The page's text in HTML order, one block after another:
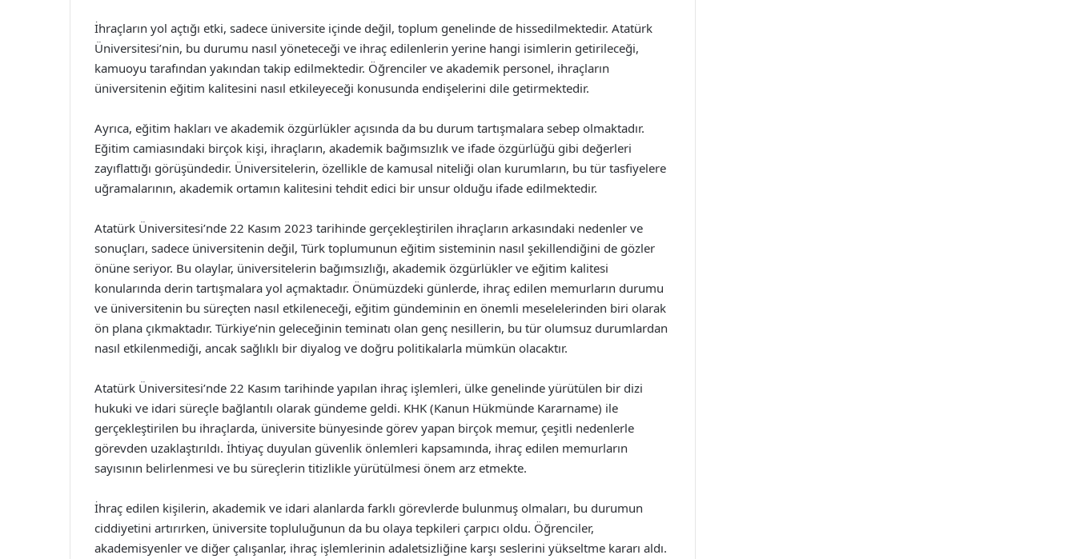
İhraçların yol açtığı etki, sadece üniversite içinde değil, toplum genelinde de hissedilmektedir. Atatürk
Üniversitesi’nin, bu durumu nasıl yöneteceği ve ihraç edilenlerin yerine hangi isimlerin getirileceği,
kamuoyu tarafından yakından takip edilmektedir. Öğrenciler ve akademik personel, ihraçların
üniversitenin eğitim kalitesini nasıl etkileyeceği konusunda endişelerini dile getirmektedir.
Ayrıca, eğitim hakları ve akademik özgürlükler açısında da bu durum tartışmalara sebep olmaktadır.
Eğitim camiasındaki birçok kişi, ihraçların, akademik bağımsızlık ve ifade özgürlüğü gibi değerleri
zayıflattığı görüşündedir. Üniversitelerin, özellikle de kamusal niteliği olan kurumların, bu tür tasfiyelere
uğramalarının, akademik ortamın kalitesini tehdit edici bir unsur olduğu ifade edilmektedir.
Atatürk Üniversitesi’nde 22 Kasım 2023 tarihinde gerçekleştirilen ihraçların arkasındaki nedenler ve
sonuçları, sadece üniversitenin değil, Türk toplumunun eğitim sisteminin nasıl şekillendiğini de gözler
önüne seriyor. Bu olaylar, üniversitelerin bağımsızlığı, akademik özgürlükler ve eğitim kalitesi
konularında derin tartışmalara yol açmaktadır. Önümüzdeki günlerde, ihraç edilen memurların durumu
ve üniversitenin bu süreçten nasıl etkileneceği, eğitim gündeminin en önemli meselelerinden biri olarak
ön plana çıkmaktadır. Türkiye’nin geleceğinin teminatı olan genç nesillerin, bu tür olumsuz durumlardan
nasıl etkilenmediği, ancak sağlıklı bir diyalog ve doğru politikalarla mümkün olacaktır.
Atatürk Üniversitesi’nde 22 Kasım tarihinde yapılan ihraç işlemleri, ülke genelinde yürütülen bir dizi
hukuki ve idari süreçle bağlantılı olarak gündeme geldi. KHK (Kanun Hükmünde Kararname) ile
gerçekleştirilen bu ihraçlarda, üniversite bünyesinde görev yapan birçok memur, çeşitli nedenlerle
görevden uzaklaştırıldı. İhtiyaç duyulan güvenlik önlemleri kapsamında, ihraç edilen memurların
sayısının belirlenmesi ve bu süreçlerin titizlikle yürütülmesi önem arz etmekte.
İhraç edilen kişilerin, akademik ve idari alanlarda farklı görevlerde bulunmuş olmaları, bu durumun
ciddiyetini artırırken, üniversite topluluğunun da bu olaya tepkileri çarpıcı oldu. Öğrenciler,
akademisyenler ve diğer çalışanlar, ihraç işlemlerinin adaletsizliğine karşı seslerini yükseltme kararı aldı.